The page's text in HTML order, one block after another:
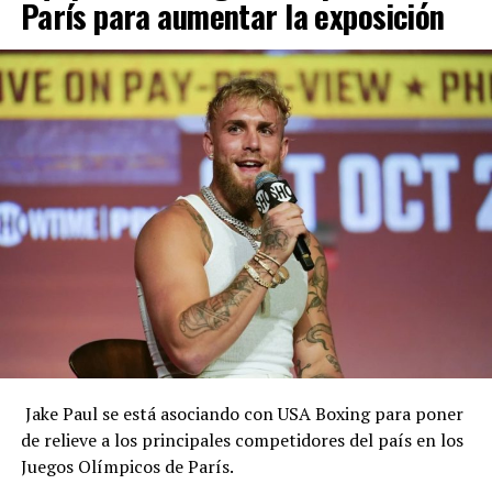
París para aumentar la exposición
Jake Paul se está asociando con USA Boxing para poner
de relieve a los principales competidores del país en los
Juegos Olímpicos de París.